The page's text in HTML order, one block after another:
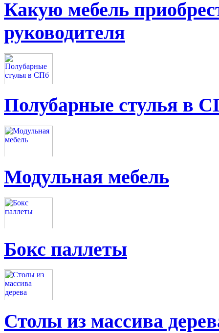
Какую мебель
руководителя
Полубарные стулья в
Модульная мебель
Бокс паллеты
Столы из массива